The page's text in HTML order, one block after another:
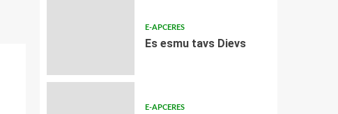
E-APCERES
Es esmu tavs Dievs
E-APCERES